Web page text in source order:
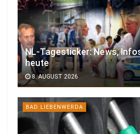
NL-Tagesticker: News,
heute
8. AUGUST 2026
BAD LIEBENWERDA